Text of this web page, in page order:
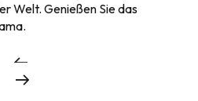
Welt. Genießen Sie das